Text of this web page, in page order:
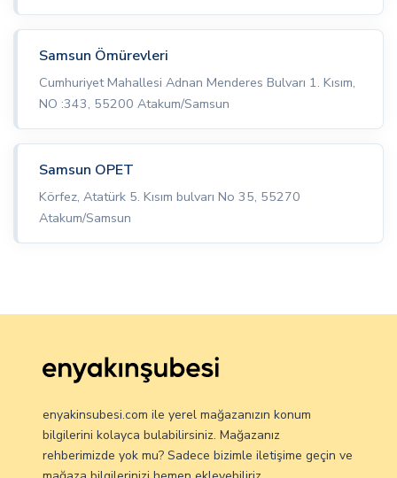
Samsun Ömürevleri
Cumhuriyet Mahallesi Adnan Menderes Bulvarı 1. Kısım,
NO :343, 55200 Atakum/Samsun
Samsun OPET
Körfez, Atatürk 5. Kısım bulvarı No 35, 55270
Atakum/Samsun
enyakinsubesi.com ile yerel mağazanızın konum
bilgilerini kolayca bulabilirsiniz. Mağazanız
rehberimizde yok mu? Sadece bizimle iletişime geçin ve